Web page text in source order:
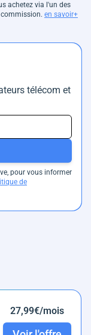
achetez via l'un des
en savoir+
télécom et
pour vous informer
de
27,99€/mois